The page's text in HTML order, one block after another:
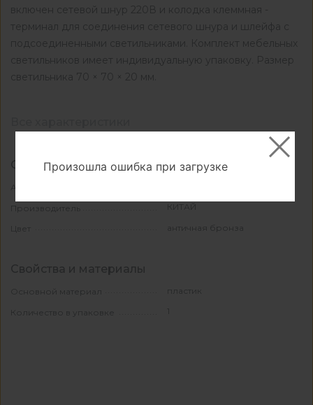
включен сетевой шнур 220В и колодка клеммная -
терминал для соединения сетевого шнура и шлейфа с
подсоединенными светильниками. Комплект мебельных
светильников имеет индивидуальную упаковку. Размер
светильника 70 × 70 × 20 мм.
Основные
Артикул
Производитель КИТАЙ
Цвет античная бронза
Свойства и материалы
Основной материал пластик
Количество в упаковке 1
Произошла ошибка при загрузке